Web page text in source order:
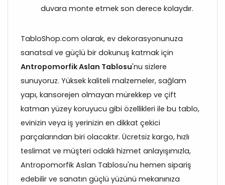
duvara monte etmek son derece kolaydır.
TabloShop.com olarak, ev dekorasyonunuza
sanatsal ve güçlü bir dokunuş katmak için
Antropomorfik Aslan Tablosu'nu sizlere
sunuyoruz. Yüksek kaliteli malzemeler, sağlam
yapı, kansorejen olmayan mürekkep ve çift
katman yüzey koruyucu gibi özellikleri ile bu tablo,
evinizin veya iş yerinizin en dikkat çekici
parçalarından biri olacaktır. Ücretsiz kargo, hızlı
teslimat ve müşteri odaklı hizmet anlayışımızla,
Antropomorfik Aslan Tablosu'nu hemen sipariş
edebilir ve sanatın güçlü yüzünü mekanınıza